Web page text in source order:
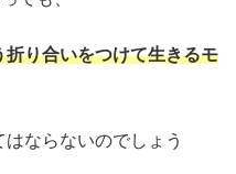
り合いをつけて生きるモ
ならないのでしょう